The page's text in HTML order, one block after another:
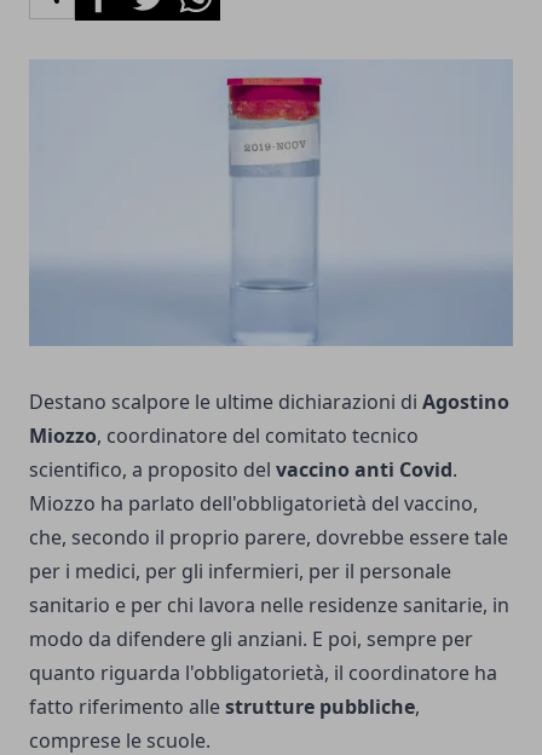
Destano scalpore le ultime dichiarazioni di Agostino
Miozzo, coordinatore del comitato tecnico
scientifico, a proposito del vaccino anti Covid.
Miozzo ha parlato dell'obbligatorietà del vaccino,
che, secondo il proprio parere, dovrebbe essere tale
per i medici, per gli infermieri, per il personale
sanitario e per chi lavora nelle residenze sanitarie, in
modo da difendere gli anziani. E poi, sempre per
quanto riguarda l'obbligatorietà, il coordinatore ha
fatto riferimento allestrutture pubbliche,
comprese le scuole.